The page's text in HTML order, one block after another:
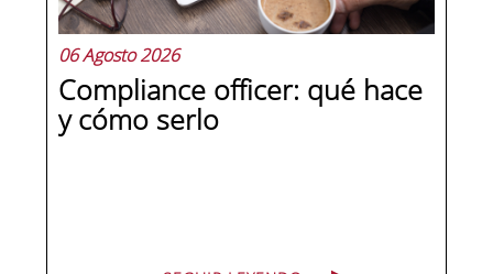
06 Agosto 2026
Compliance officer: qué hace
y cómo serlo